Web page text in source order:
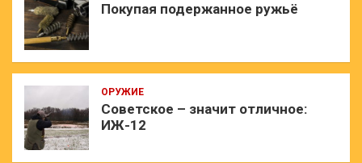
Покупая подержанное ружьё
ОРУЖИЕ
Советское – значит отличное:
ИЖ-12